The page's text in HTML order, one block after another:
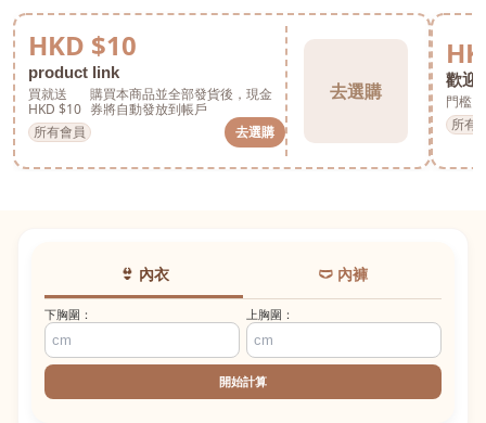
HKD $10
product link
買就送
HKD $10
購買本商品並全部發貨後，現金
券將自動發放到帳戶
所有會員
去選購
去選購
歡迎
門檻
所有
👙 內衣 🩲 內褲
下胸圍： 上胸圍：
開始計算